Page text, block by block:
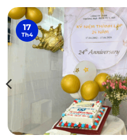
17
Th4